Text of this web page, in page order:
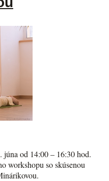
júna od 14:00 – 16:30 hod.
workshopu so skúsenou